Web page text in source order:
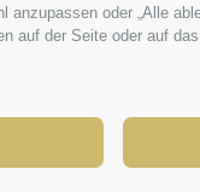
oder „Alle
auf der Seite oder auf